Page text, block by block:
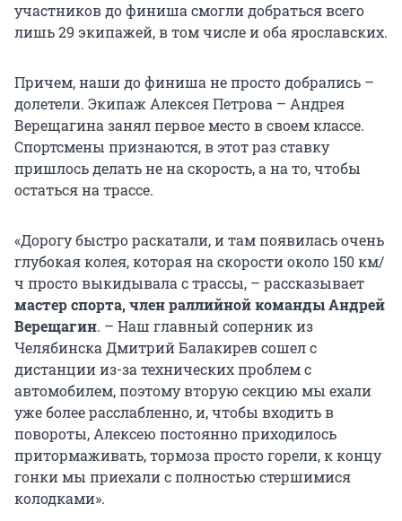
участников до финиша смогли добраться всего
лишь 29 экипажей, в том числе и оба ярославских.
Причем, наши до финиша не просто добрались –
долетели. Экипаж Алексея Петрова – Андрея
Верещагина занял первое место в своем классе.
Спортсмены признаются, в этот раз ставку
пришлось делать не на скорость, а на то, чтобы
остаться на трассе.
«Дорогу быстро раскатали, и там появилась очень
глубокая колея, которая на скорости около 150 км/
ч просто выкидывала с трассы, – рассказывает
мастер спорта, член раллийной команды Андрей
Верещагин. – Наш главный соперник из
Челябинска Дмитрий Балакирев сошел с
дистанции из-за технических проблем с
автомобилем, поэтому вторую секцию мы ехали
уже более расслабленно, и, чтобы входить в
повороты, Алексею постоянно приходилось
притормаживать, тормоза просто горели, к концу
гонки мы приехали с полностью стершимися
колодками».